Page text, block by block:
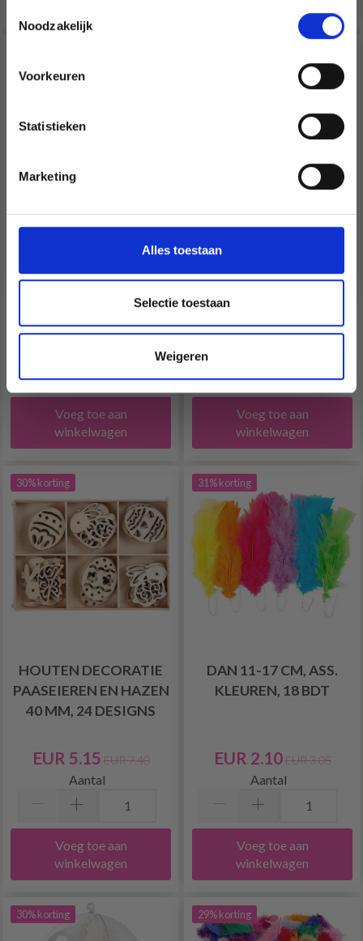
Noodzakelijk
Voorkeuren
Statistieken
Marketing
Alles toestaan
Selectie toestaan
Weigeren
KIP, EIEREN, 6 ST
EUR 2.45EUR 3.50
Voeg toe aan
winkelwagen
HAAS, EI EN KIP, 6 CM, 9
ST
EUR 3.20EUR 4.60
Voeg toe aan
winkelwagen
30% korting
HOUTEN DECORATIE
PAASEIEREN EN HAZEN
40 MM, 24 DESIGNS
EUR 5.15 EUR 7.40
Aantal
Voeg toe aan
winkelwagen
31% korting
DAN 11-17 CM, ASS.
KLEUREN, 18 BDT
EUR 2.10 EUR 3.05
Aantal
Voeg toe aan
winkelwagen
30% korting 29% korting
Wil je liever nieuws ontvangen over onze
Nederlands?